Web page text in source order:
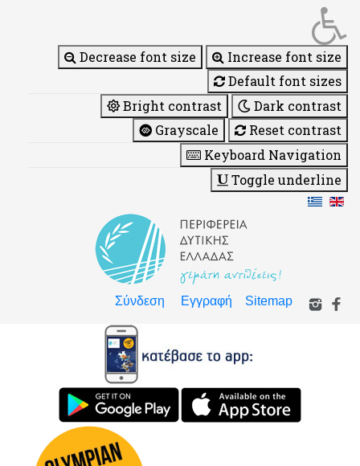
Decrease font size
Increase font size
Default font sizes
Bright contrast
Dark contrast
Grayscale
Reset contrast
Keyboard Navigation
Toggle underline
Σύνδεση Εγγραφή Sitemap